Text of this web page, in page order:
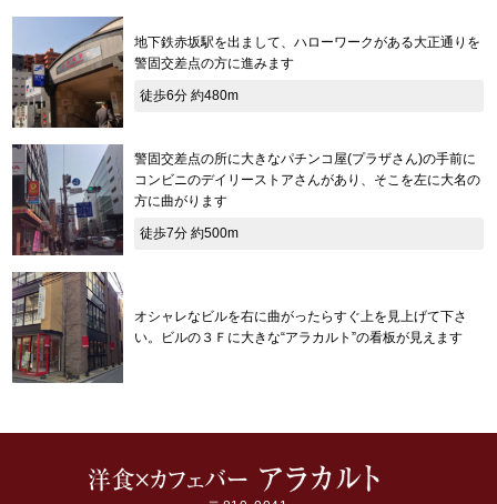
地下鉄赤坂駅を出まして、ハローワークがある大正通りを
警固交差点の方に進みます
徒歩6分 約480m
警固交差点の所に大きなパチンコ屋(プラザさん)の手前に
コンビニのデイリーストアさんがあり、そこを左に大名の
方に曲がります
徒歩7分 約500m
オシャレなビルを右に曲がったらすぐ上を見上げて下さ
い。ビルの３Ｆに大きな“アラカルト”の看板が見えます